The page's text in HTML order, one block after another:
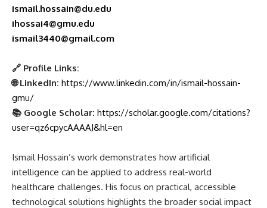
ismail.hossain@du.edu
ihossai4@gmu.edu
ismail3440@gmail.com
🔗 Profile Links:
🌐 LinkedIn: https://www.linkedin.com/in/ismail-hossain-
gmu/
📚 Google Scholar: https://scholar.google.com/citations?
user=qz6cpycAAAAJ&hl=en
Ismail Hossain’s work demonstrates how artificial
intelligence can be applied to address real-world
healthcare challenges. His focus on practical, accessible
technological solutions highlights the broader social impact